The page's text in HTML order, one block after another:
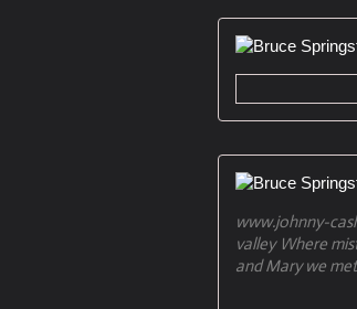
www.johnny-
valley Where
and Mary we